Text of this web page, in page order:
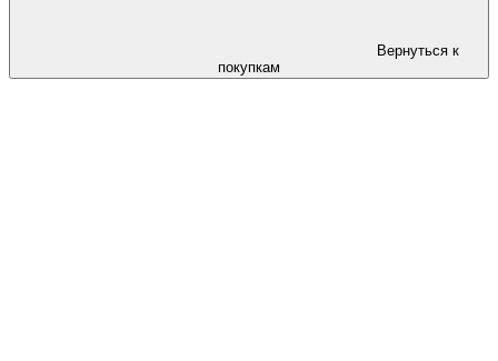
Вернуться к
покупкам